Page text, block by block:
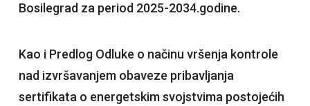
Bosilegrad za period 2025-2034.godine.
Kao i Predlog Odluke o načinu vršenja kontrole
nad izvršavanjem obaveze pribavljanja
sertifikata o energetskim svojstvima postojećih